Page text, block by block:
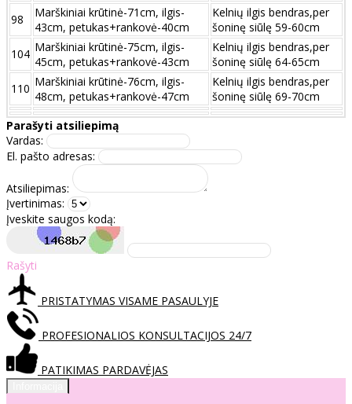
98
Marškiniai krūtinė-71cm, ilgis-
43cm, petukas+rankovė-40cm
Kelnių ilgis bendras,per
šoninę siūlę 59-60cm
104 Marškiniai krūtinė-75cm, ilgis-
45cm, petukas+rankovė-43cm
Kelnių ilgis bendras,per
šoninę siūlę 64-65cm
110 Marškiniai krūtinė-76cm, ilgis-
48cm, petukas+rankovė-47cm
Kelnių ilgis bendras,per
šoninę siūlę 69-70cm
Parašyti atsiliepimą
Vardas:
El. pašto adresas:
Atsiliepimas:
Įvertinimas:
Įveskite saugos kodą:
Rašyti
PRISTATYMAS VISAME PASAULYJE
PROFESIONALIOS KONSULTACIJOS 24/7
PATIKIMAS PARDAVĖJAS